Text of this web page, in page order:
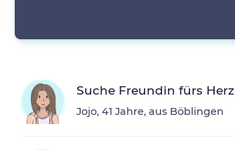
Suche Freundin fürs Herz
Jojo, 41 Jahre, aus Böblingen